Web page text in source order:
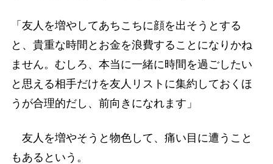
「友人を増やしてあちこちに顔を出そうとする
と、貴重な時間とお金を浪費することになりかね
ません。むしろ、本当に一緒に時間を過ごしたい
と思える相手だけを友人リストに集約しておくほ
うが合理的だし、前向きになれます」
友人を増やそうと物色して、痛い目に遭うこと
もあるという。